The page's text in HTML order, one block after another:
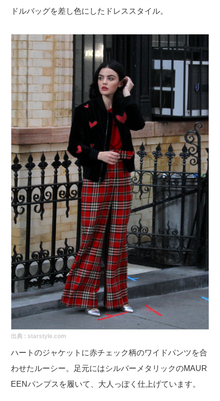
ドルバッグを差し色にしたドレススタイル。
出典 : starstyle.com
ハートのジャケットに赤チェック柄のワイドパンツを合
わせたルーシー。足元にはシルバーメタリックのMAUR
EENパンプスを履いて、大人っぽく仕上げています。